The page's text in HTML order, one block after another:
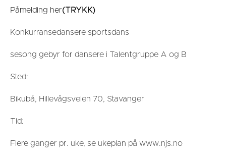
Påmelding her(TRYKK)
Konkurransedansere sportsdans
sesong gebyr for dansere i Talentgruppe A og B
Sted:
Bikubå, Hillevågsveien 70, Stavanger
Tid:
Flere ganger pr. uke, se ukeplan på www.njs.no